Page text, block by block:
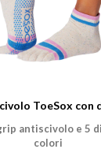
su corsi,
Privacy
ToeSox con
antiscivolo e 5
colori